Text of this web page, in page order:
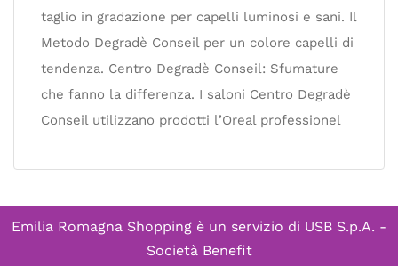
taglio in gradazione per capelli luminosi e sani. Il
Metodo Degradè Conseil per un colore capelli di
tendenza. Centro Degradè Conseil: Sfumature
che fanno la differenza. I saloni Centro Degradè
Conseil utilizzano prodotti l’Oreal professionel
Emilia Romagna Shopping è un servizio di USB S.p.A. -
Società Benefit